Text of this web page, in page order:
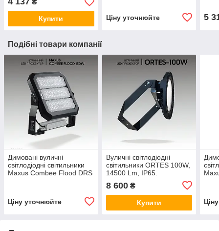
Ліхтар вуличний
світлодіодний.
₴
Купити
Ціну уточнюйте
5
Подібні товари компанії
Димовані вуличні
світлодіодні світильники
Maxus Combee Flood DRS
Ціну уточнюйте
Вуличні світлодіодні
світильники ORTES 100W,
14500 Lm, IP65.
Ліхтар вуличний
світлодіодний
8 600₴
Купити